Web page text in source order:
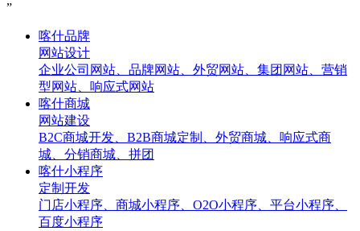
”
喀什品牌
网站设计
企业公司网站、品牌网站、外贸网站、集团网站、营销
型网站、响应式网站
喀什商城
网站建设
B2C商城开发、B2B商城定制、外贸商城、响应式商
城、分销商城、拼团
喀什小程序
定制开发
门店小程序、商城小程序、O2O小程序、平台小程序、
百度小程序